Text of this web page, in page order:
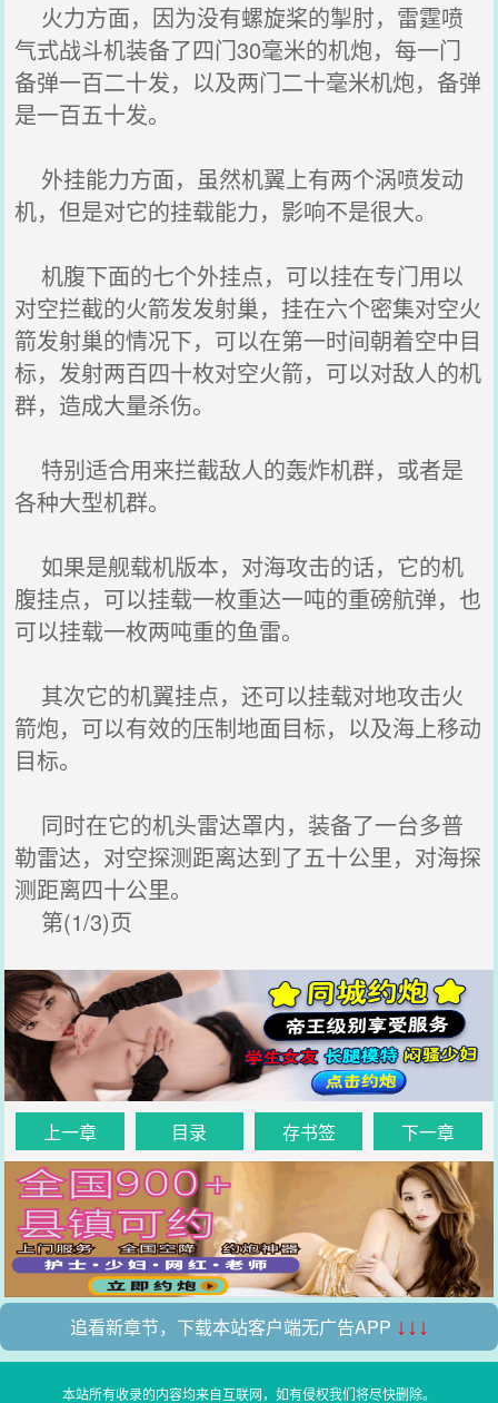
火力方面，因为没有螺旋桨的掣肘，雷霆喷
气式战斗机装备了四门30毫米的机炮，每一门
备弹一百二十发，以及两门二十毫米机炮，备弹
是一百五十发。
外挂能力方面，虽然机翼上有两个涡喷发动
机，但是对它的挂载能力，影响不是很大。
机腹下面的七个外挂点，可以挂在专门用以
对空拦截的火箭发发射巢，挂在六个密集对空火
箭发射巢的情况下，可以在第一时间朝着空中目
标，发射两百四十枚对空火箭，可以对敌人的机
群，造成大量杀伤。
特别适合用来拦截敌人的轰炸机群，或者是
各种大型机群。
如果是舰载机版本，对海攻击的话，它的机
腹挂点，可以挂载一枚重达一吨的重磅航弹，也
可以挂载一枚两吨重的鱼雷。
其次它的机翼挂点，还可以挂载对地攻击火
箭炮，可以有效的压制地面目标，以及海上移动
目标。
同时在它的机头雷达罩内，装备了一台多普
勒雷达，对空探测距离达到了五十公里，对海探
测距离四十公里。
第(1/3)页
上一章 目录 存书签 下一章
追看新章节，下载本站客户端无广告APP ↓↓↓
本站所有收录的内容均来自互联网，如有侵权我们将尽快删除。